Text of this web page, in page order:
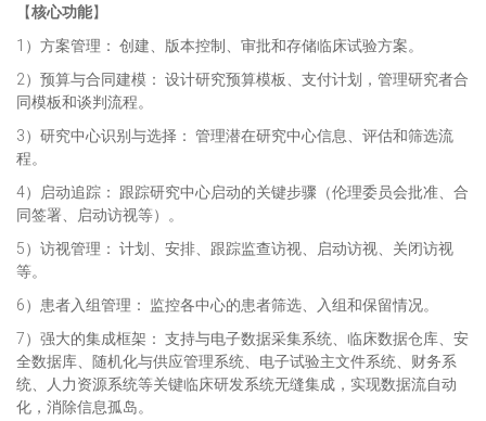
【核心功能】
1）方案管理： 创建、版本控制、审批和存储临床试验方案。
2）预算与合同建模： 设计研究预算模板、支付计划，管理研究者合
同模板和谈判流程。
3）研究中心识别与选择： 管理潜在研究中心信息、评估和筛选流
程。
4）启动追踪： 跟踪研究中心启动的关键步骤（伦理委员会批准、合
同签署、启动访视等）。
5）访视管理： 计划、安排、跟踪监查访视、启动访视、关闭访视
等。
6）患者入组管理： 监控各中心的患者筛选、入组和保留情况。
7）强大的集成框架： 支持与电子数据采集系统、临床数据仓库、安
全数据库、随机化与供应管理系统、电子试验主文件系统、财务系
统、人力资源系统等关键临床研发系统无缝集成，实现数据流自动
化，消除信息孤岛。